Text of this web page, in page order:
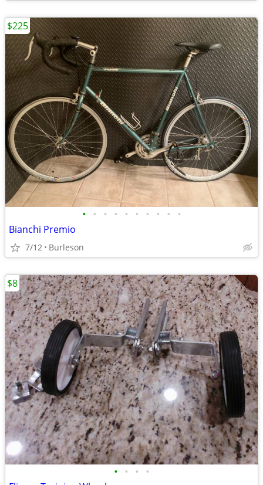
• • • • • • • • • •
Bianchi Premio
7/12 Burleson
$225
• • • •
$8